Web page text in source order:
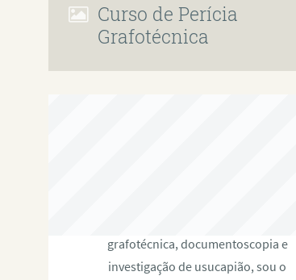
Curso de Perícia
Grafotécnica
grafotécnica, documentoscopia e
investigação de usucapião, sou o